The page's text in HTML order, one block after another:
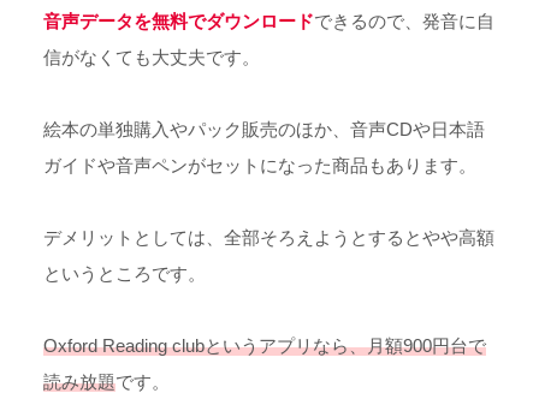
音声データを無料でダウンロードできるので、発音に自
信がなくても大丈夫です。
絵本の単独購入やパック販売のほか、音声CDや日本語
ガイドや音声ペンがセットになった商品もあります。
デメリットとしては、全部そろえようとするとやや高額
というところです。
Oxford Reading clubというアプリなら、月額900円台で
読み放題です。